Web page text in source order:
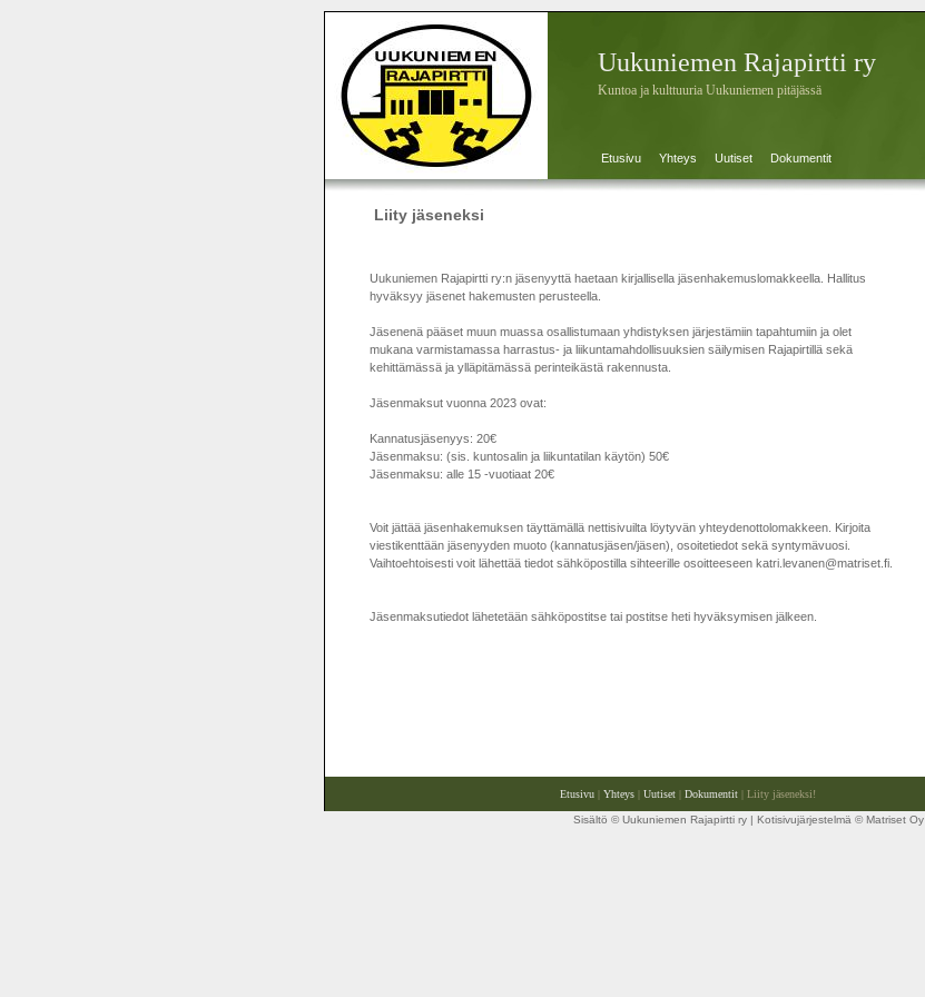
Uukuniemen Rajapirtti ry
Kuntoa ja kulttuuria Uukuniemen pitäjässä
Etusivu Yhteys Uutiset Dokumentit
Liity jäseneksi
Uukuniemen Rajapirtti ry:n jäsenyyttä haetaan kirjallisella jäsenhakemuslomakkeella. Hallitus
hyväksyy jäsenet hakemusten perusteella.
Jäsenenä pääset muun muassa osallistumaan yhdistyksen järjestämiin tapahtumiin ja olet
mukana varmistamassa harrastus- ja liikuntamahdollisuuksien säilymisen Rajapirtillä sekä
kehittämässä ja ylläpitämässä perinteikästä rakennusta.
Jäsenmaksut vuonna 2023 ovat:
Kannatusjäsenyys: 20€
Jäsenmaksu: (sis. kuntosalin ja liikuntatilan käytön) 50€
Jäsenmaksu: alle 15 -vuotiaat 20€
Voit jättää jäsenhakemuksen täyttämällä nettisivuilta löytyvän yhteydenottolomakkeen. Kirjoita
viestikenttään jäsenyyden muoto (kannatusjäsen/jäsen), osoitetiedot sekä syntymävuosi.
Vaihtoehtoisesti voit lähettää tiedot sähköpostilla sihteerille osoitteeseen katri.levanen@matriset.fi.
Jäsenmaksutiedot lähetetään sähköpostitse tai postitse heti hyväksymisen jälkeen.
Etusivu | Yhteys | Uutiset | Dokumentit | Liity jäseneksi!
Sisältö © Uukuniemen Rajapirtti ry | Kotisivujärjestelmä ©Matriset Oy